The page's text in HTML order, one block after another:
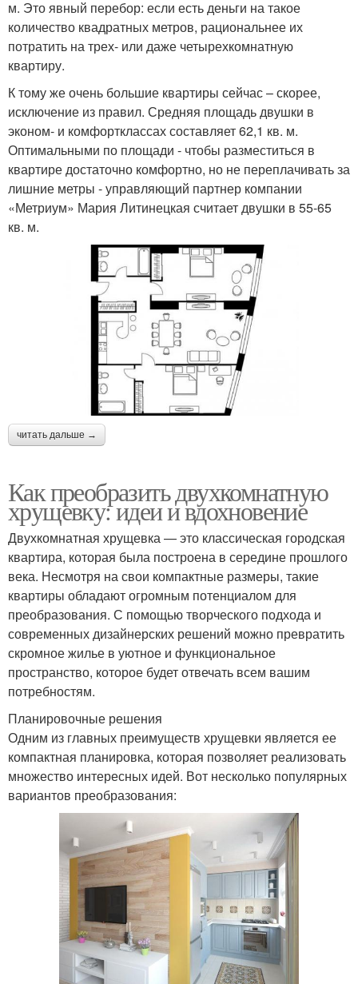
м. Это явный перебор: если есть деньги на такое
количество квадратных метров, рациональнее их
потратить на трех- или даже четырехкомнатную
квартиру.
К тому же очень большие квартиры сейчас – скорее,
исключение из правил. Средняя площадь двушки в
эконом- и комфортклассах составляет 62,1 кв. м.
Оптимальными по площади - чтобы разместиться в
квартире достаточно комфортно, но не переплачивать за
лишние метры - управляющий партнер компании
«Метриум» Мария Литинецкая считает двушки в 55-65
кв. м.
читать дальше →
Как преобразить двухкомнатную
хрущевку: идеи и вдохновение
Двухкомнатная хрущевка — это классическая городская
квартира, которая была построена в середине прошлого
века. Несмотря на свои компактные размеры, такие
квартиры обладают огромным потенциалом для
преобразования. С помощью творческого подхода и
современных дизайнерских решений можно превратить
скромное жилье в уютное и функциональное
пространство, которое будет отвечать всем вашим
потребностям.
Планировочные решения
Одним из главных преимуществ хрущевки является ее
компактная планировка, которая позволяет реализовать
множество интересных идей. Вот несколько популярных
вариантов преобразования: